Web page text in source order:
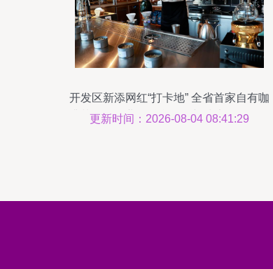
开发区新添网红“打卡地” 全省首家自有咖
啡梦工厂开业，融合销售与技术咨询服务
更新时间：2026-08-04 08:41:29